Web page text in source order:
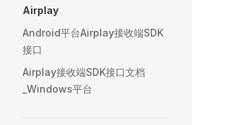
Airplay
Android平台Airplay接收端SDK
接口
Airplay接收端SDK接口文档
_Windows平台